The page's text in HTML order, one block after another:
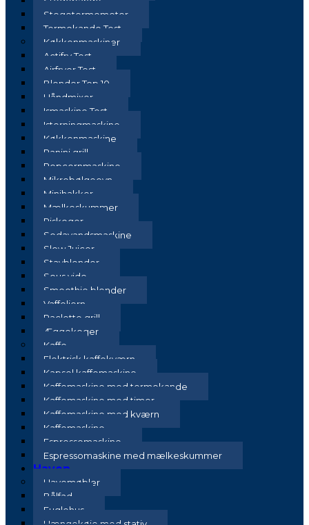
Stegetermometer
Termokande Test
Køkkenmaskiner
Actifry Test
Airfryer Test
Blender Top 10
Håndmixer
Ismaskine Test
Isterningmaskine
Køkkenmaskine
Panini grill
Popcornmaskine
Mikrobølgeovn
Minihakker
Mælkeskummer
Riskoger
Sodavandsmaskine
Slow Juicer
Stavblender
Sous vide
Smoothie blender
Vaffeljern
Raclette grill
Æggekoger
Kaffe
Elektrisk kaffekværn
Kapsel kaffemaskine
Kaffemaskine med termokande
Kaffemaskine med timer
Kaffemaskine med kværn
Kaffemaskine
Espressomaskine
Espressomaskine med mælkeskummer
Haven
Havemøbler
Bålfad
Fuglehus